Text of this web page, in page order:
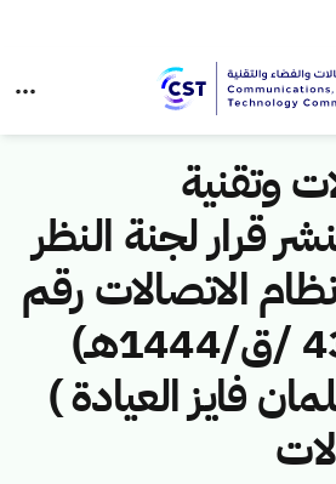
وتقنية
قرار لجنة النظر
الاتصالات رقم
( 43114721 /ق/1444هـ)
فايز العيادة )